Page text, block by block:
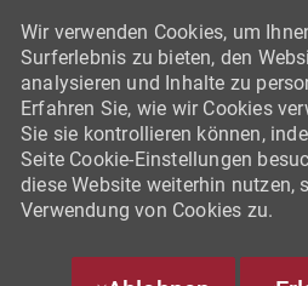
Wir verwenden Cookies, um
Surferlebnis zu bieten, den
analysieren und Inhalte zu
Erfahren Sie, wie wir Cookies
Sie sie kontrollieren können,
Seite Cookie-Einstellungen
diese Website weiterhin nutzen,
Verwendung von Cookies zu.